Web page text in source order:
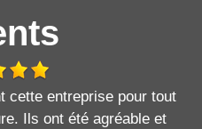
cette entreprise pour tout
Ils ont été agréable et